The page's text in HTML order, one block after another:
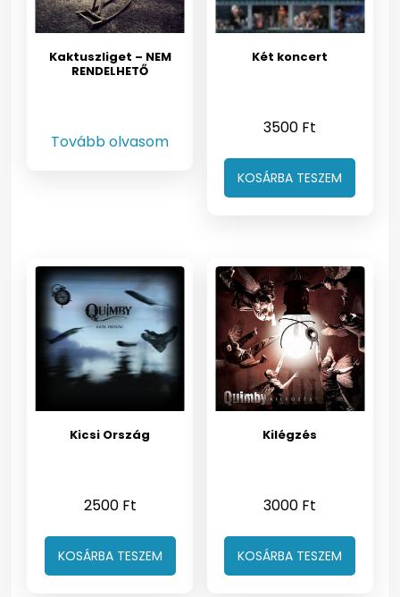
Kaktuszliget – NEM
RENDELHETŐ
Tovább olvasom
Két koncert
3500 Ft
KOSÁRBA TESZEM
Kicsi Ország
2500 Ft
KOSÁRBA TESZEM
Kilégzés
3000 Ft
KOSÁRBA TESZEM